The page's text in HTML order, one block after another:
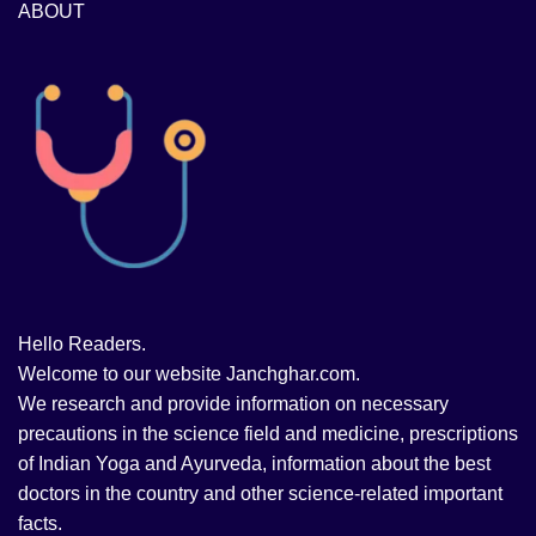
ABOUT
Hello Readers.
Welcome to our website Janchghar.com.
We research and provide information on necessary
precautions in the science field and medicine, prescriptions
of Indian Yoga and Ayurveda, information about the best
doctors in the country and other science-related important
facts.